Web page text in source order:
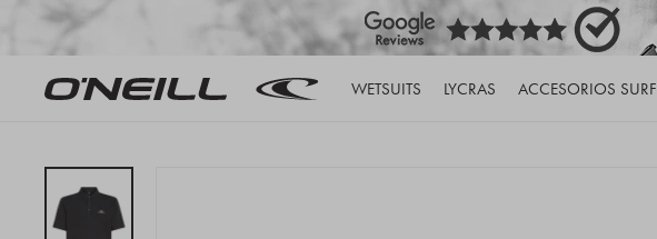
WETSUITS LYCRAS ACCESORIOS SURF